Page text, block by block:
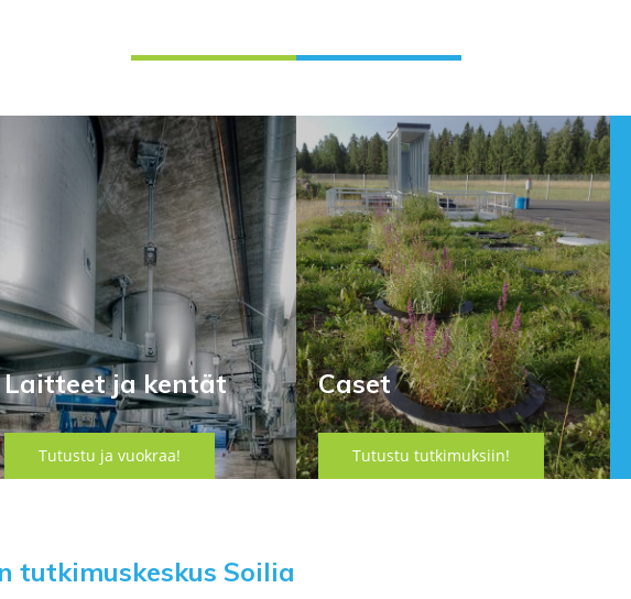
Laitteet ja kentät
Tutustu ja vuokraa!
Caset
Tutustu tutkimuksiin!
tutkimuskeskus Soilia